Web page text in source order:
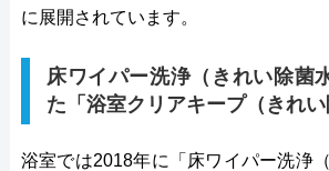
に展開されています。
床ワイパー洗浄（きれい除菌
た「浴室クリアキープ（きれい
浴室では2018年に「床ワイパー洗浄